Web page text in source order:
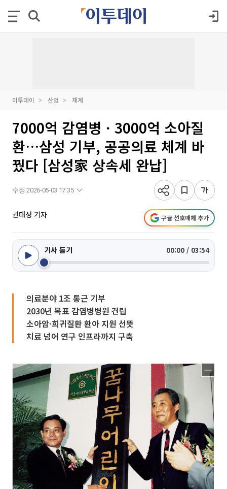
이투데이 산업 재계
7000억 감염병ㆍ3000억 소아질
환…삼성 기부, 공공의료 체계 바
꿨다 [삼성家 상속세 완납]
수정 2026-05-03 17:35
권태성 기자 구글 선호매체 추가
기사 듣기 00:00 / 03:54
의료분야 1조 통근 기부
2030년 목표 감염병병원 건립
소아암·희귀질환 환아 지원 선뜻
치료 넘어 연구 인프라까지 구축